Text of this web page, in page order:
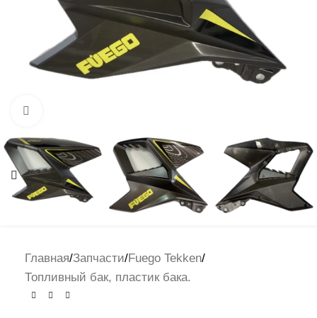
Главная/Запчасти/Fuego Tekken/
Топливный бак, пластик бака.